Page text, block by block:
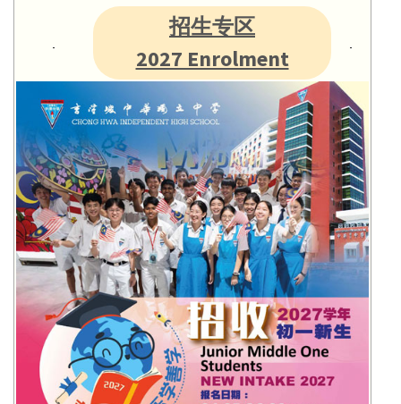
招生专区
2027 Enrolment